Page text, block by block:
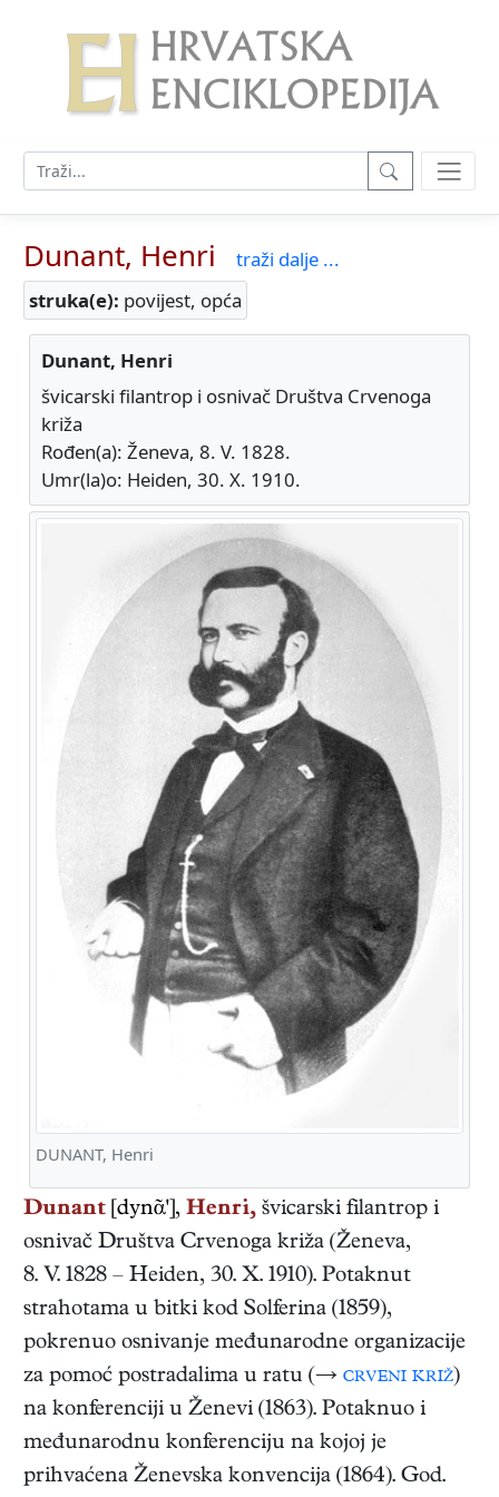
Dunant, Henri
traži dalje ...
struka(e): povijest, opća
Dunant, Henri
švicarski filantrop i osnivač Društva Crvenoga
križa
Rođen(a): Ženeva, 8. V. 1828.
Umr(la)o: Heiden, 30. X. 1910.
DUNANT, Henri
Dunant [dynᾶ'], Henri, švicarski filantrop i
osnivač Društva Crvenoga križa (Ženeva,
8. V. 1828 – Heiden, 30. X. 1910). Potaknut
strahotama u bitki kod Solferina (1859),
pokrenuo osnivanje međunarodne organizacije
za pomoć postradalima u ratu (→ crveni križ)
na konferenciji u Ženevi (1863). Potaknuo i
međunarodnu konferenciju na kojoj je
prihvaćena Ženevska konvencija (1864). God.